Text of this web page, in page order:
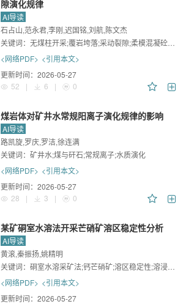
隙演化规律
AI导读
石占山,范永君,李刚,迟国铭,刘航,陈文杰
关键词： 无煤柱开采;覆岩垮落;采动裂隙;柔模混凝砼墙;相似材料模拟
<网络PDF> <引用本文>
更新时间： 2026-05-27
52
| 6 | 0
煤岩体对矿井水常规阳离子演化规律的影响
AI导读
路凯旋,罗庆,罗洁,徐连满
关键词： 矿井水;煤与矸石;常规离子;水质演化
<网络PDF> <引用本文>
更新时间： 2026-05-27
28
| 3 | 0
某矿硐室水溶法开采芒硝矿溶区稳定性分析
AI导读
黄滚,秦振扬,姚精明
关键词： 硐室水溶采矿法;钙芒硝矿;溶区稳定性;溶浸实验;数值模拟
<网络PDF> <引用本文>
更新时间： 2026-05-27